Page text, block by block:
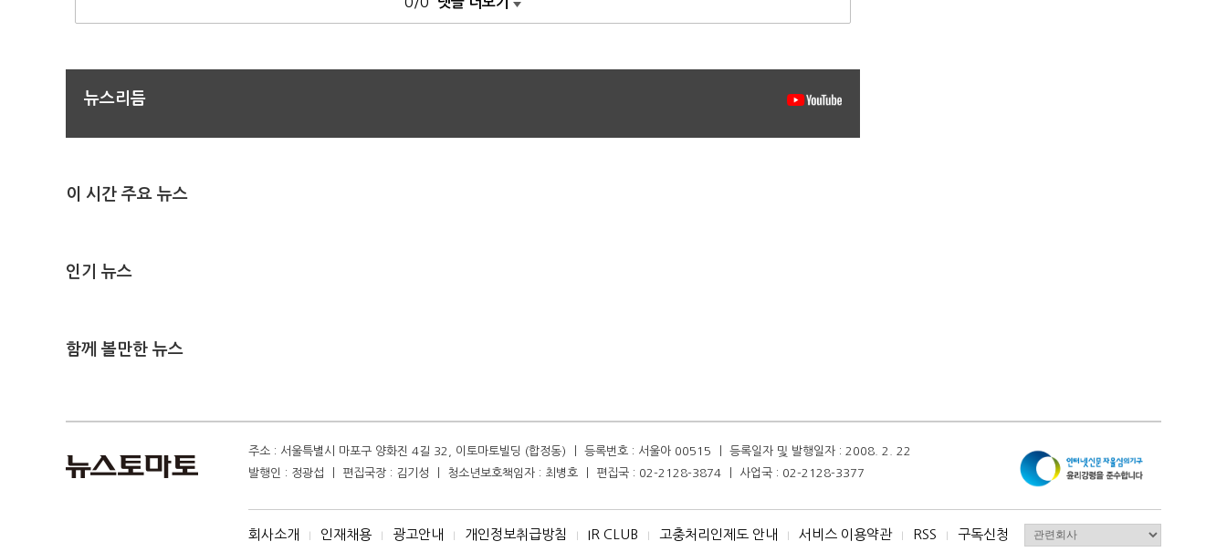
뉴스리듬
이 시간 주요 뉴스
인기 뉴스
함께 볼만한 뉴스
주소 : 서울특별시 마포구 양화진 4길 32, 이토마토빌딩 (합정동) ㅣ 등록번호 : 서울아 00515 ㅣ 등록일자 및 발행일자 : 2008. 2. 22
발행인 : 정광섭 ㅣ 편집국장 : 김기성 ㅣ 청소년보호책임자 : 최병호 ㅣ 편집국 : 02-2128-3874 ㅣ 사업국 : 02-2128-3377
회사소개 I 인재채용 I 광고안내 I 개인정보취급방침 I IR CLUB I 고충처리인제도 안내 I 서비스 이용약관 I RSS I 구독신청